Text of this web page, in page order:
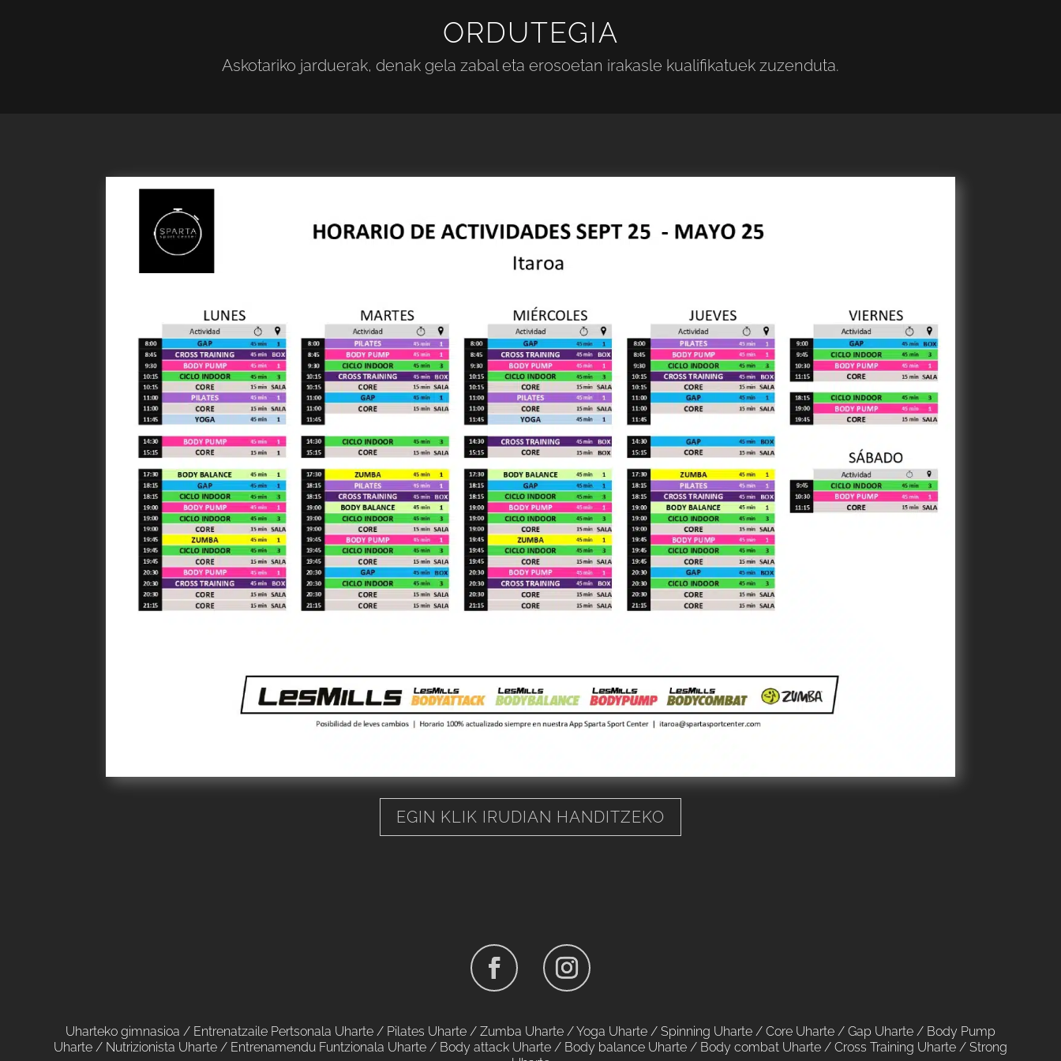
ORDUTEGIA
Askotariko jarduerak, denak gela zabal eta erosoetan irakasle kualifikatuek zuzenduta.
EGIN KLIK IRUDIAN HANDITZEKO
Uharteko gimnasioa / Entrenatzaile Pertsonala Uharte / Pilates Uharte / Zumba Uharte /Yoga Uharte / Spinning Uharte / Core Uharte / Gap Uharte / Body Pump
Uharte / Nutrizionista Uharte / Entrenamendu Funtzionala Uharte / Body attack Uharte / Body balance Uharte / Body combat Uharte / Cross Training Uharte / Strong